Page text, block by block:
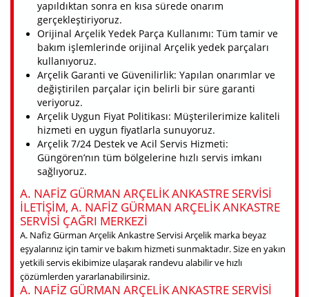
yapıldıktan sonra en kısa sürede onarım
gerçekleştiriyoruz.
Orijinal Arçelik Yedek Parça Kullanımı: Tüm tamir ve
bakım işlemlerinde orijinal Arçelik yedek parçaları
kullanıyoruz.
Arçelik Garanti ve Güvenilirlik: Yapılan onarımlar ve
değiştirilen parçalar için belirli bir süre garanti
veriyoruz.
Arçelik Uygun Fiyat Politikası: Müşterilerimize kaliteli
hizmeti en uygun fiyatlarla sunuyoruz.
Arçelik 7/24 Destek ve Acil Servis Hizmeti:
Güngören’nın tüm bölgelerine hızlı servis imkanı
sağlıyoruz.
A. NAFIZ GÜRMAN ARÇELIK ANKASTRE SERVISI
ILETIŞIM, A. NAFIZ GÜRMAN ARÇELIK ANKASTRE
SERVISI ÇAĞRI MERKEZI
A. Nafiz Gürman Arçelik Ankastre Servisi Arçelik marka beyaz
eşyalarınız için tamir ve bakım hizmeti sunmaktadır. Size en yakın
yetkili servis ekibimize ulaşarak randevu alabilir ve hızlı
çözümlerden yararlanabilirsiniz.
A. NAFIZ GÜRMAN ARÇELIK ANKASTRE SERVISI